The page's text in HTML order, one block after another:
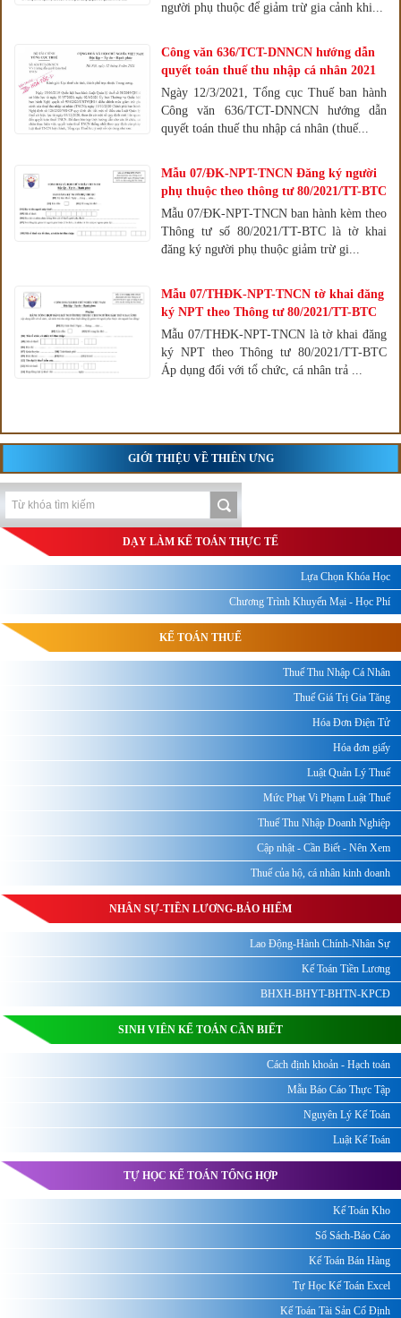
người phụ thuộc để giảm trừ gia cảnh khi...
Công văn 636/TCT-DNNCN hướng dẫn
quyết toán thuế thu nhập cá nhân 2021
Ngày 12/3/2021, Tổng cục Thuế ban hành
Công văn 636/TCT-DNNCN hướng dẫn
quyết toán thuế thu nhập cá nhân (thuế...
Mẫu 07/ĐK-NPT-TNCN Đăng ký người
phụ thuộc theo thông tư 80/2021/TT-BTC
Mẫu 07/ĐK-NPT-TNCN ban hành kèm theo
Thông tư số 80/2021/TT-BTC là tờ khai
đăng ký người phụ thuộc giảm trừ gi...
Mẫu 07/THĐK-NPT-TNCN tờ khai đăng
ký NPT theo Thông tư 80/2021/TT-BTC
Mẫu 07/THĐK-NPT-TNCN là tờ khai đăng
ký NPT theo Thông tư 80/2021/TT-BTC
Áp dụng đối với tổ chức, cá nhân trả ...
GIỚI THIỆU VỀ THIÊN ƯNG
DẠY LÀM KẾ TOÁN THỰC TẾ
Lựa Chọn Khóa Học
Chương Trình Khuyến Mại - Học Phí
KẾ TOÁN THUẾ
Thuế Thu Nhập Cá Nhân
Thuế Giá Trị Gia Tăng
Hóa Đơn Điện Tử
Hóa đơn giấy
Luật Quản Lý Thuế
Mức Phạt Vi Phạm Luật Thuế
Thuế Thu Nhập Doanh Nghiệp
Cập nhật - Cần Biết - Nên Xem
Thuế của hộ, cá nhân kinh doanh
NHÂN SỰ-TIỀN LƯƠNG-BẢO HIỂM
Lao Động-Hành Chính-Nhân Sự
Kế Toán Tiền Lương
BHXH-BHYT-BHTN-KPCĐ
SINH VIÊN KẾ TOÁN CẦN BIẾT
Cách định khoản - Hạch toán
Mẫu Báo Cáo Thực Tập
Nguyên Lý Kế Toán
Luật Kế Toán
TỰ HỌC KẾ TOÁN TỔNG HỢP
Kế Toán Kho
Sổ Sách-Báo Cáo
Kế Toán Bán Hàng
Tự Học Kế Toán Excel
Kế Toán Tài Sản Cố Định